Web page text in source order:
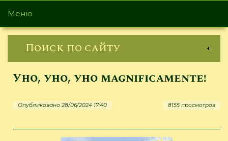
Меню
Поиск по сайту
Уно, уно, уно magnificamente!
Опубликовано 28/06/2024 17:40 8155 просмотров